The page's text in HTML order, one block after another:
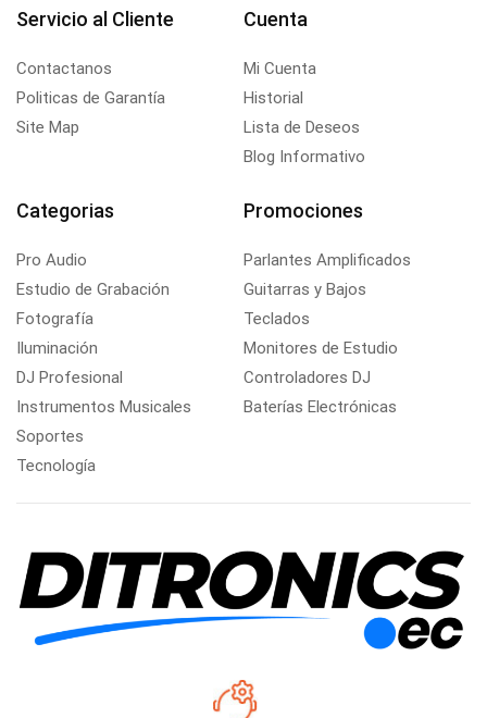
Servicio al Cliente
Contactanos
Politicas de Garantía
Site Map
Cuenta
Mi Cuenta
Historial
Lista de Deseos
Blog Informativo
Categorias
Pro Audio
Estudio de Grabación
Fotografía
Iluminación
DJ Profesional
Instrumentos Musicales
Soportes
Tecnología
Promociones
Parlantes Amplificados
Guitarras y Bajos
Teclados
Monitores de Estudio
Controladores DJ
Baterías Electrónicas